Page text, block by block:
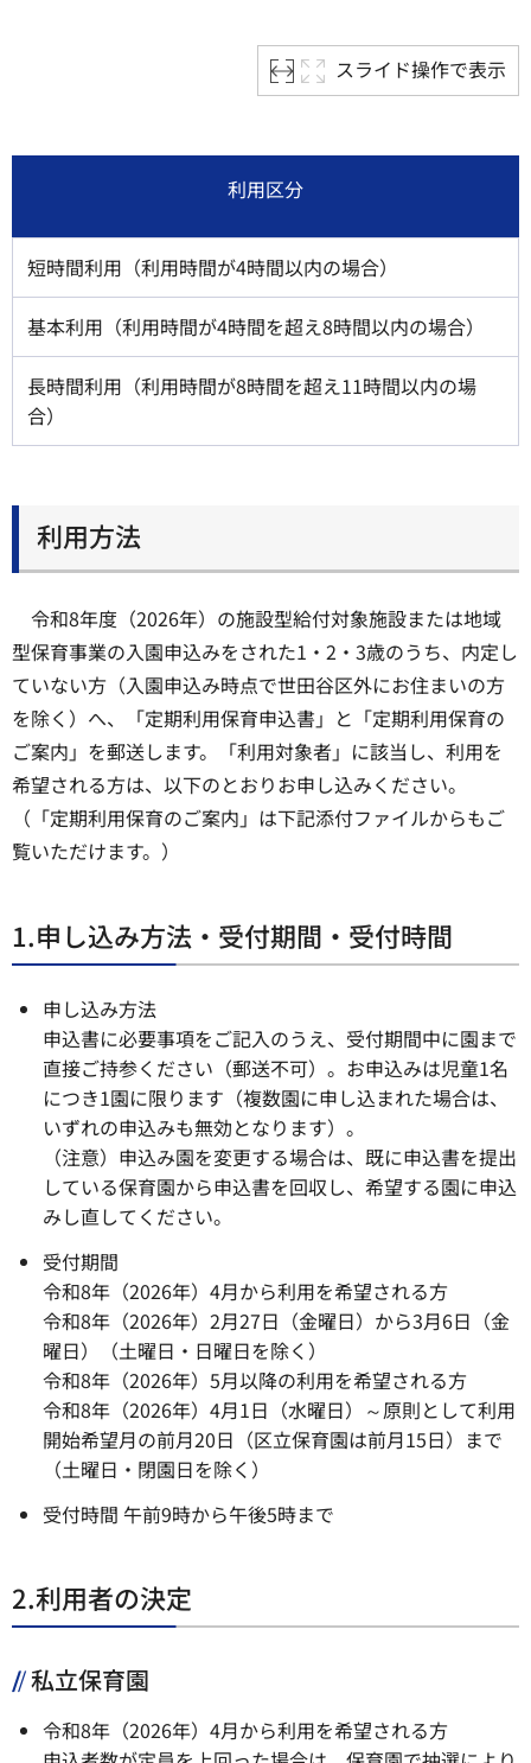
スライド操作で表示
利用区分
短時間利用（利用時間が4時間以内の場合）
基本利用（利用時間が4時間を超え8時間以内の場合）
長時間利用（利用時間が8時間を超え11時間以内の場
合）
利用方法
令和8年度（2026年）の施設型給付対象施設または地域
型保育事業の入園申込みをされた1・2・3歳のうち、内定し
ていない方（入園申込み時点で世田谷区外にお住まいの方
を除く）へ、「定期利用保育申込書」と「定期利用保育の
ご案内」を郵送します。「利用対象者」に該当し、利用を
希望される方は、以下のとおりお申し込みください。
（「定期利用保育のご案内」は下記添付ファイルからもご
覧いただけます。）
1.申し込み方法・受付期間・受付時間
申し込み方法
申込書に必要事項をご記入のうえ、受付期間中に園まで
直接ご持参ください（郵送不可）。お申込みは児童1名
につき1園に限ります（複数園に申し込まれた場合は、
いずれの申込みも無効となります）。
（注意）申込み園を変更する場合は、既に申込書を提出
している保育園から申込書を回収し、希望する園に申込
みし直してください。
受付期間
令和8年（2026年）4月から利用を希望される方
令和8年（2026年）2月27日（金曜日）から3月6日（金
曜日）（土曜日・日曜日を除く）
令和8年（2026年）5月以降の利用を希望される方
令和8年（2026年）4月1日（水曜日）～原則として利用
開始希望月の前月20日（区立保育園は前月15日）まで
（土曜日・閉園日を除く）
受付時間 午前9時から午後5時まで
2.利用者の決定
私立保育園
令和8年（2026年）4月から利用を希望される方